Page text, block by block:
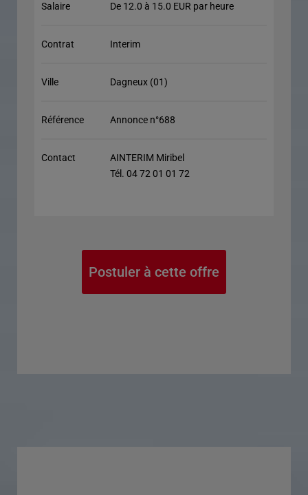
Salaire De 12.0 à 15.0 EUR par heure
Contrat Interim
Ville Dagneux (01)
Référence Annonce n°688
Contact
AINTERIM Miribel
Tél. 04 72 01 01 72
Postuler à cette offre